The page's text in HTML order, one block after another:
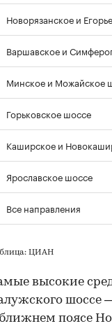
Новорязанское и
Варшавское и
Минское и Можайское
Горьковское шоссе
Каширское и
Ярославское шоссе
Все направления
ЦИАН
высокие
шоссе
поясе